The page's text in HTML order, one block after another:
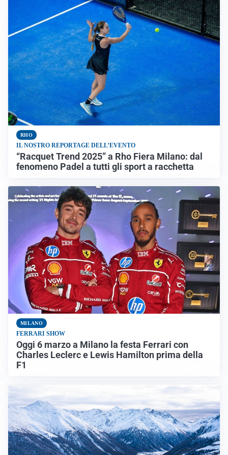
RHO
IL NOSTRO REPORTAGE DELL’EVENTO
“Racquet Trend 2025” a Rho Fiera Milano: dal
fenomeno Padel a tutti gli sport a racchetta
MILANO
FERRARI SHOW
Oggi 6 marzo a Milano la festa Ferrari con
Charles Leclerc e Lewis Hamilton prima della
F1